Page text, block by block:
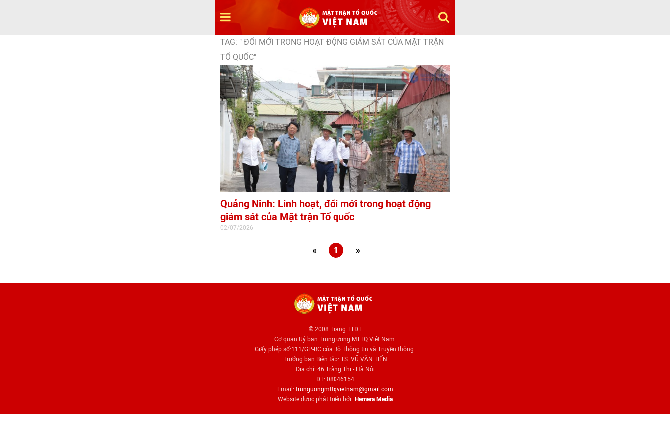
TAG: " ĐỔI MỚI TRONG HOẠT ĐỘNG GIÁM SÁT CỦA MẶT TRẬN
TỔ QUỐC"
Quảng Ninh: Linh hoạt, đổi mới trong hoạt động
giám sát của Mặt trận Tổ quốc
02/07/2026
« 1 »
© 2008 Trang TTĐT
Cơ quan Uỷ ban Trung ương MTTQ Việt Nam.
Giấy phép số:111/GP-BC của Bộ Thông tin và Truyền thông.
Trưởng ban Biên tập: TS. VŨ VĂN TIẾN
Địa chỉ: 46 Tràng Thi - Hà Nội
ĐT: 08046154
Email: trunguongmttqvietnam@gmail.com
Website được phát triển bởi Hemera Media